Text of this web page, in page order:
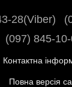
28(Viber)
(097) 845-
Контактна
Повна версія